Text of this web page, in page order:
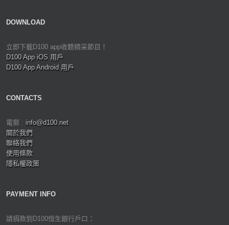
DOWNLOAD
立即下載D100 app收聽精采節目！
D100 App iOS 用戶
D100 App Android 用戶
CONTACTS
電郵 : info@d100.net
關於我們
聯絡我們
使用條款
隱私權政策
PAYMENT INFO
請捐款到D100恒生銀行戶口：